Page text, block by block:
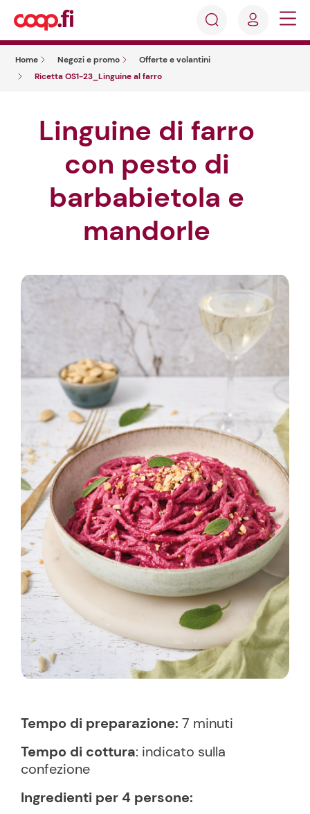
Accedi
Registrati
Home Negozi e promo
Offerte e volantini
Ricetta OS1-23_Linguine al farro
Linguine di farro
con pesto di
barbabietola e
mandorle
Tempo di preparazione: 7 minuti
Tempo di cottura: indicato sulla
confezione
Ingredienti per 4 persone: